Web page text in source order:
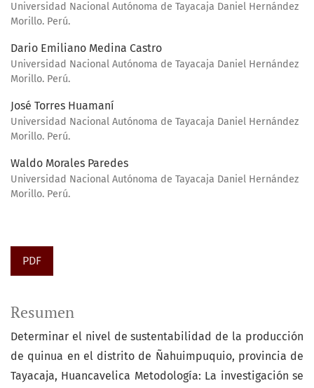
Universidad Nacional Autónoma de Tayacaja Daniel Hernández
Morillo. Perú.
Dario Emiliano Medina Castro
Universidad Nacional Autónoma de Tayacaja Daniel Hernández
Morillo. Perú.
José Torres Huamaní
Universidad Nacional Autónoma de Tayacaja Daniel Hernández
Morillo. Perú.
Waldo Morales Paredes
Universidad Nacional Autónoma de Tayacaja Daniel Hernández
Morillo. Perú.
PDF
Resumen
Determinar el nivel de sustentabilidad de la producción
de quinua en el distrito de Ñahuimpuquio, provincia de
Tayacaja, Huancavelica Metodología: La investigación se